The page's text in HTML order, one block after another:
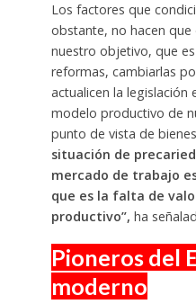
Los factores que
obstante, no hacen que
nuestro objetivo, que
reformas, cambiarlas
actualicen la legislación
modelo productivo de
punto de vista de
situación de
mercado de trabajo
que es la falta de
productivo”, ha
Pioneros del
moderno